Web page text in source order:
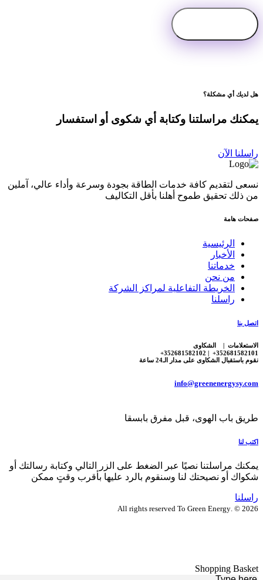
هل لديك أي مشكلة؟
يمكنك مراسلتنا وكتابة أي شكوى أو استفسار
راسلنا الآن
نسعى لتقديم كافة خدمات الطاقة بجودة وسرعة وأداء عالي، آملين
من ذلك تحقيق طموح أهلنا بأقل التكاليف
صفحات هامة
الرئيسية
الأخبار
خدماتنا
من نحن
الخريطة التفاعلية لمراكز الشركة
راسلنا
اتصل بنا
الاستعلامات | الشكاوى
352681582101+ | 352681582102+
نقوم باستقبال الشكاوى على مدار الـ24 ساعة
info@greenenergysy.com
طريق باب الهوى، قبل مفرق بابسقا
اكتب لنا
يمكنك مراسلتنا نصيًا عبر الضغط على الزر التالي وكتابة رسالتك أو
شكواك أو نصيحتك لنا وسنقوم بالرد عليها بأقرب وقتٍ ممكن
راسلنا
2026 © .All rights reserved To Green Energy
Shopping Basket